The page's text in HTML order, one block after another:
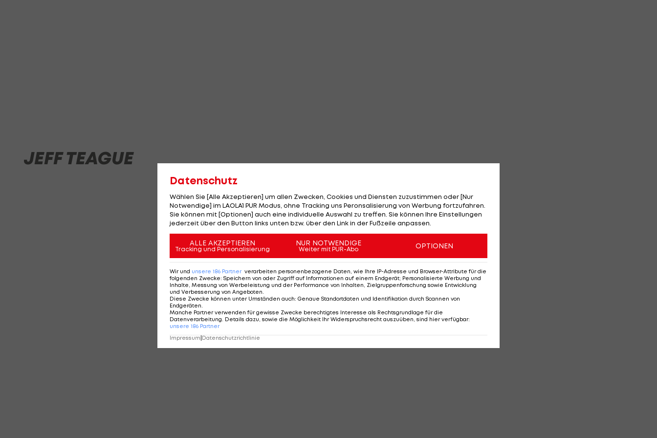
JEFF TEAGUE
Datenschutz
Wählen Sie [Alle Akzeptieren] um allen Zwecken, Cookies und Diensten zuzustimmen oder [Nur
Notwendige] im LAOLA1 PUR Modus, ohne Tracking uns Peronsalisierung von Werbung fortzufahren.
Sie können mit [Optionen] auch eine individuelle Auswahl zu treffen. Sie können Ihre Einstellungen
jederzeit über den Button links unten bzw. über den Link in der Fußzeile anpassen.
ALLE AKZEPTIEREN
Tracking und Personalisierung
NUR NOTWENDIGE
Weiter mit PUR-Abo OPTIONEN
Wir und unsere 186 Partner verarbeiten personenbezogene Daten, wie Ihre IP-Adresse und Browser-Attribute für die
folgenden Zwecke: Speichern von oder Zugriff auf Informationen auf einem Endgerät; Personalisierte Werbung und
Inhalte, Messung von Werbeleistung und der Performance von Inhalten, Zielgruppenforschung sowie Entwicklung
und Verbesserung von Angeboten
Diese Zwecke können unter Umständen auch: Genaue Standortdaten und Identifikation durch Scannen von
Endgeräten
Manche Partner verwenden für gewisse Zwecke berechtigtes Interesse als Rechtsgrundlage für die
Datenverarbeitung. Details dazu, sowie die Möglichkeit Ihr Widerspruchsrecht auszuüben, sind hier verfügbar:
unsere 186 Partner
Impressum|Datenschutzrichtlinie